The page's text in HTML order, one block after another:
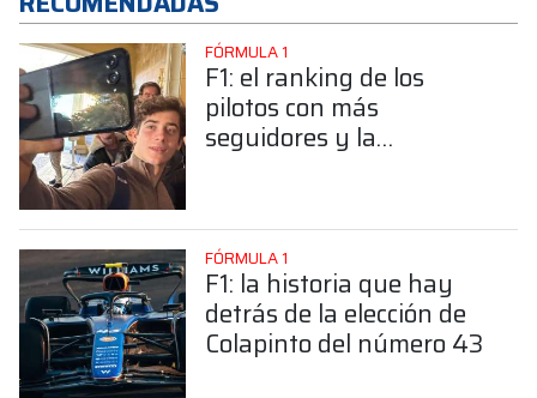
FÓRMULA 1
F1: el ranking de los
pilotos con más
seguidores y la
FÓRMULA 1
F1: la historia que hay
detrás de la elección de
Colapinto del número 43